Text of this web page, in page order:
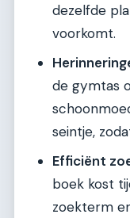
dezelfde
voorkomt.
de gymtas
seintje,
Efficiënt
boek kost
zoekterm